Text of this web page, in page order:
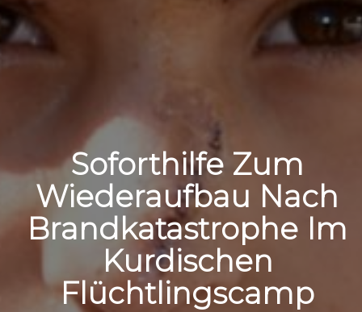
Soforthilfe Zum
Wiederaufbau Nach
Brandkatastrophe Im
Kurdischen
Flüchtlingscamp